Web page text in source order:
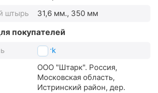
штырь
31,6 мм., 350 мм
покупателей
Stark
ООО "Штарк". Россия,
Московская область,
Истринский район, дер.